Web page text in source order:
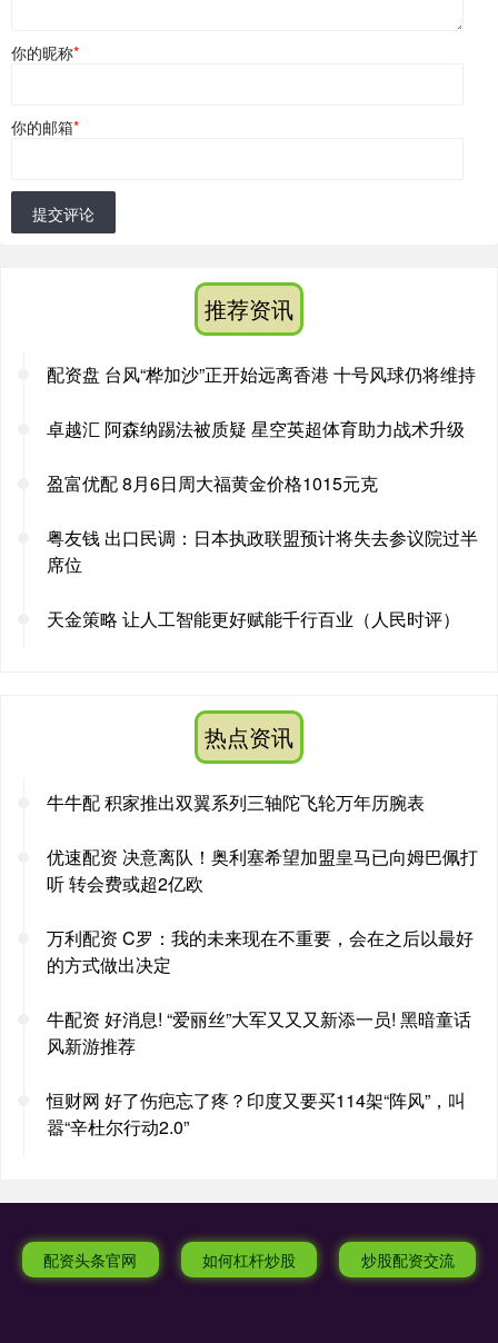
你的昵称*
你的邮箱*
提交评论
推荐资讯
配资盘 台风“桦加沙”正开始远离香港 十号风球仍将维持
卓越汇 阿森纳踢法被质疑 星空英超体育助力战术升级
盈富优配 8月6日周大福黄金价格1015元克
粤友钱 出口民调：日本执政联盟预计将失去参议院过半
席位
天金策略 让人工智能更好赋能千行百业（人民时评）
热点资讯
牛牛配 积家推出双翼系列三轴陀飞轮万年历腕表
优速配资 决意离队！奥利塞希望加盟皇马已向姆巴佩打
听 转会费或超2亿欧
万利配资 C罗：我的未来现在不重要，会在之后以最好
的方式做出决定
牛配资 好消息! “爱丽丝”大军又又又新添一员! 黑暗童话
风新游推荐
恒财网 好了伤疤忘了疼？印度又要买114架“阵风”，叫
嚣“辛杜尔行动2.0”
配资头条官网 如何杠杆炒股 炒股配资交流